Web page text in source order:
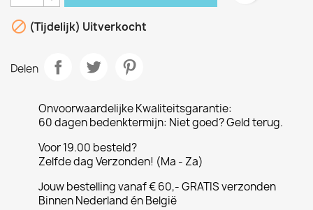
 (Tijdelijk) Uitverkocht
Delen
Onvoorwaardelijke Kwaliteitsgarantie:
60 dagen bedenktermijn: Niet goed? Geld terug.
Voor 19.00 besteld?
Zelfde dag Verzonden! (Ma - Za)
Jouw bestelling vanaf € 60,- GRATIS verzonden
Binnen Nederland én België